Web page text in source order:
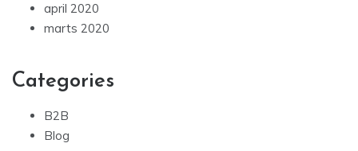
april 2020
marts 2020
Categories
B2B
Blog